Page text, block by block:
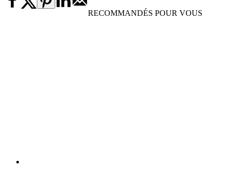
RECOMMANDÉS POUR VOUS